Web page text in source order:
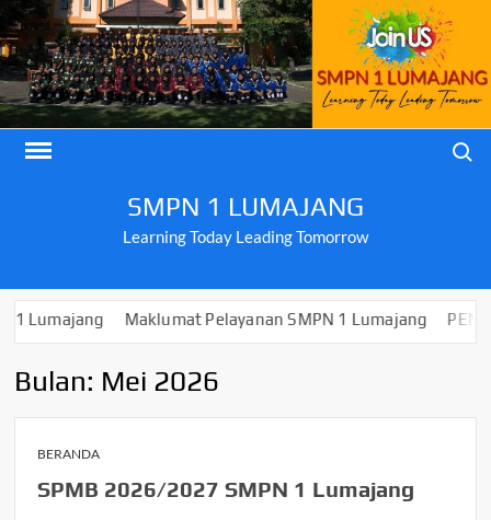
Skip
to
content
SMPN 1 LUMAJANG
Learning Today Leading Tomorrow
Maklumat Pelayanan SMPN 1 Lumajang
Bulan: Mei 2026
BERANDA
SPMB 2026/2027 SMPN 1 Lumajang